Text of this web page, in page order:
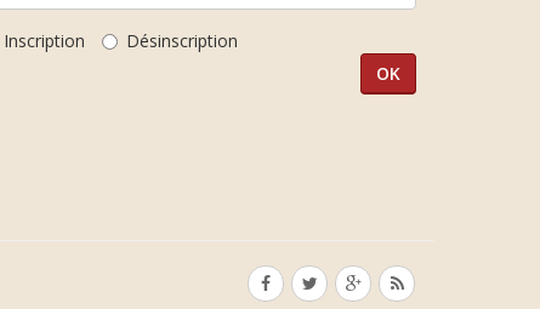
Inscription Désinscription